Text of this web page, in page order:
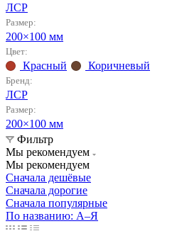
ЛСР
Размер:
200×100 мм
Цвет:
Красный Коричневый
Бренд:
ЛСР
Размер:
200×100 мм
Фильтр
Мы рекомендуем
Мы рекомендуем
Сначала дешёвые
Сначала дорогие
Сначала популярные
По названию: А–Я